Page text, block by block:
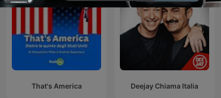
That's America Deejay Chiama Italia